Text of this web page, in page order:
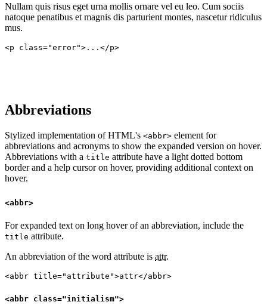
Nullam quis risus eget urna mollis ornare vel eu leo. Cum sociis
natoque penatibus et magnis dis parturient montes, nascetur ridiculus
mus.
<p class="error">...</p>
Abbreviations
Stylized implementation of HTML's <abbr> element for
abbreviations and acronyms to show the expanded version on hover.
Abbreviations with a title attribute have a light dotted bottom
border and a help cursor on hover, providing additional context on
hover.
<abbr>
For expanded text on long hover of an abbreviation, include the
title attribute.
An abbreviation of the word attribute is attr.
<abbr title="attribute">attr</abbr>
<abbr class="initialism">